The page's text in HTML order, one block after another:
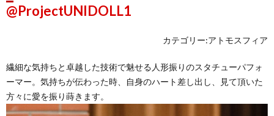
@ProjectUNIDOLL1
カテゴリー:アトモスフィア
繊細な気持ちと卓越した技術で魅せる人形振りのスタチューパフォ
ーマー。気持ちが伝わった時、自身のハート差し出し、見て頂いた
方々に愛を振り蒔きます。